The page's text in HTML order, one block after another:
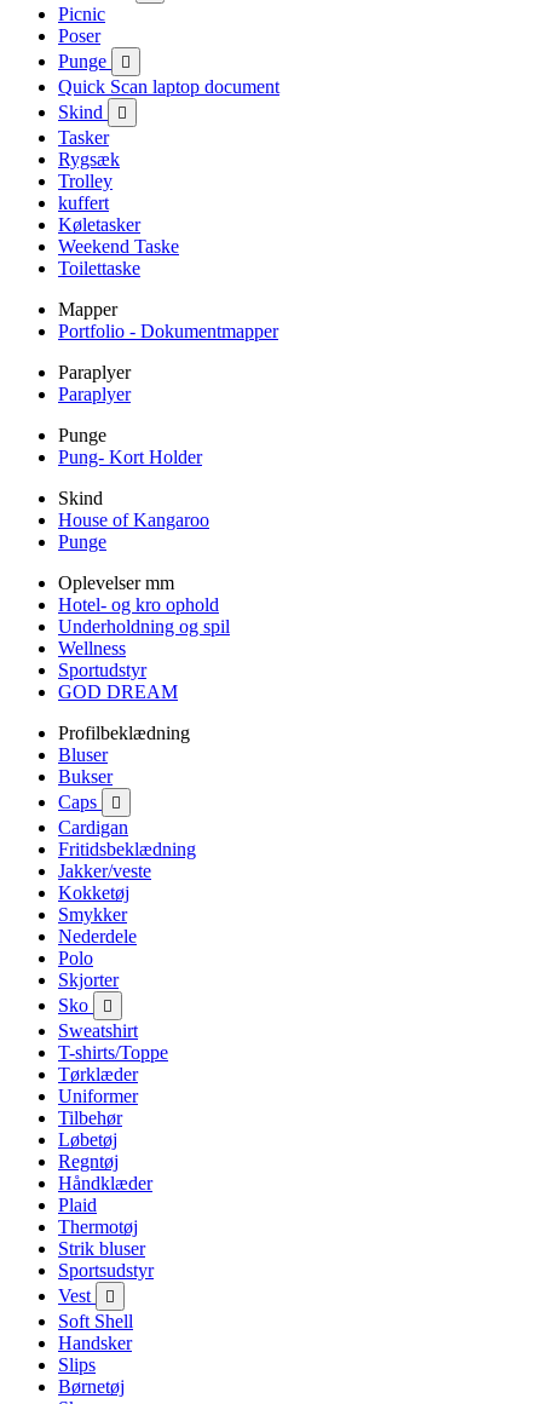
Picnic
Poser
Punge

Quick Scan laptop document
Skind

Tasker
Rygsæk
Trolley
kuffert
Køletasker
Weekend Taske
Toilettaske
Mapper
Portfolio - Dokumentmapper
Paraplyer
Paraplyer
Punge
Pung- Kort Holder
Skind
House of Kangaroo
Punge
Oplevelser mm
Hotel- og kro ophold
Underholdning og spil
Wellness
Sportudstyr
GOD DREAM
Profilbeklædning
Bluser
Bukser
Caps

Cardigan
Fritidsbeklædning
Jakker/veste
Kokketøj
Smykker
Nederdele
Polo
Skjorter
Sko

Sweatshirt
T-shirts/Toppe
Tørklæder
Uniformer
Tilbehør
Løbetøj
Regntøj
Håndklæder
Plaid
Thermotøj
Strik bluser
Sportsudstyr
Vest

Soft Shell
Handsker
Slips
Børnetøj